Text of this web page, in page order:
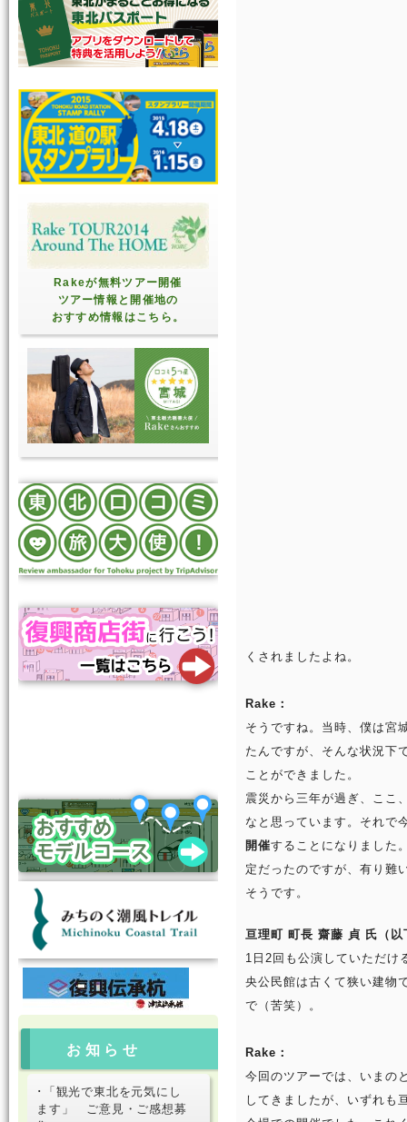
Rakeが無料ツアー開催
ツアー情報と開催地の
おすすめ情報はこちら。
お知らせ
･「観光で東北を元気にし
ます」 ご意見・ご感想募
くされましたよね。
Rake：
そうですね。当時、僕は宮
たんですが、そんな状況下
ことができました。
震災から三年が過ぎ、ここ
なと思っています。それで
開催することになりました
定だったのですが、有り難
そうです。
亘理町 町長 齋藤 貞 氏（以
1日2回も公演していただけ
央公民館は古くて狭い建物
で（苦笑）。
Rake：
今回のツアーでは、いまの
してきましたが、いずれも